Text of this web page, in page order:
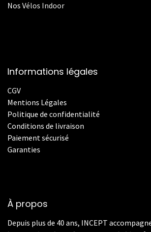
Nos Vélos Indoor
Informations légales
CGV
Mentions Légales
Politique de confidentialité
Conditions de livraison
Paiement sécurisé
Garanties
À propos
Depuis plus de 40 ans, INCEPT